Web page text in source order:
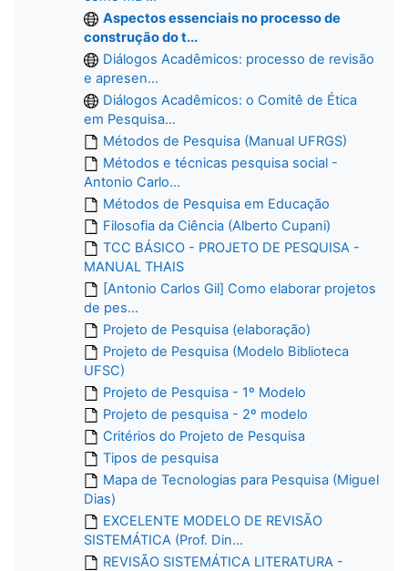
Aspectos essenciais no processo de
construção do t...
Diálogos Acadêmicos: processo de revisão
e apresen...
Diálogos Acadêmicos: o Comitê de Ética
em Pesquisa...
Métodos de Pesquisa (Manual UFRGS)
Métodos e técnicas pesquisa social -
Antonio Carlo...
Métodos de Pesquisa em Educação
Filosofia da Ciência (Alberto Cupani)
TCC BÁSICO - PROJETO DE PESQUISA -
MANUAL THAIS
[Antonio Carlos Gil] Como elaborar projetos
de pes...
Projeto de Pesquisa (elaboração)
Projeto de Pesquisa (Modelo Biblioteca
UFSC)
Projeto de Pesquisa - 1º Modelo
Projeto de pesquisa - 2º modelo
Critérios do Projeto de Pesquisa
Tipos de pesquisa
Mapa de Tecnologias para Pesquisa (Miguel
Dias)
EXCELENTE MODELO DE REVISÃO
SISTEMÁTICA (Prof. Din...
REVISÃO SISTEMÁTICA LITERATURA -